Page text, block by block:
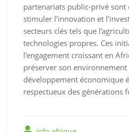
partenariats public-privé sont
stimuler l’innovation et
secteurs clés tels que
technologies propres. Ces
l’engagement croissant en
préserver son
développement économique
respectueux des générations